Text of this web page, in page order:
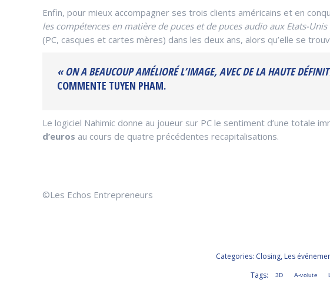
Enfin, pour mieux accompagner ses trois clients américains et en
les compétences en matière de puces et de puces audio aux Etats-Unis
(PC, casques et cartes mères) dans les deux ans, alors qu’elle se
« ON A BEAUCOUP AMÉLIORÉ L’IMAGE, AVEC DE LA HAUTE
COMMENTE TUYEN PHAM.
Le logiciel Nahimic donne au joueur sur PC le sentiment d’une totale
d’euros au cours de quatre précédentes recapitalisations.
©Les Echos Entrepreneurs
Categories: Closing, Les
Tags:
3D A-volute